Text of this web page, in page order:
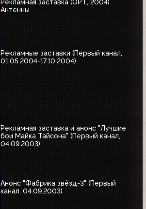
Рекламная заставка (ОРТ, 2004)
Антенны
Рекламные заставки (Первый канал,
01.05.2004-17.10.2004)
Рекламная заставка и анонс "Лучшие
бои Майка Тайсона" (Первый канал,
04.09.2003)
Анонс "Фабрика звёзд-3" (Первый
канал, 04.09.2003)